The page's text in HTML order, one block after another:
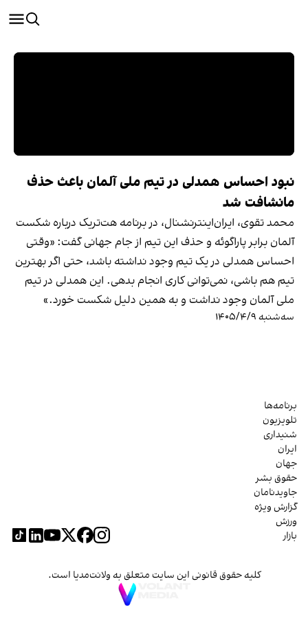
نبود احساس همدلی در تیم ملی آلمان باعث حذف
مانشافت شد
محمد تقوی، ایران‌اینترنشنال، در برنامه هت‌تریک درباره شکست
آلمان برابر پاراگوئه و حذف این تیم از جام جهانی گفت: «وقتی
احساس همدلی در یک تیم وجود نداشته باشد، حتی اگر بهترین
تیم هم باشی، نمی‌توانی کاری انجام بدهی. این همدلی در تیم
ملی آلمان وجود نداشت و به همین دلیل شکست خورد.»
سه‌شنبه ۱۴۰۵/۴/۹
برنامه‌ها
تلویزیون
شنیداری
ایران
جهان
حقوق بشر
جاویدنامان
گزارش ویژه
ورزش
بازار
کلیه حقوق قانونی این سایت متعلق به ولانت‌مدیا است.